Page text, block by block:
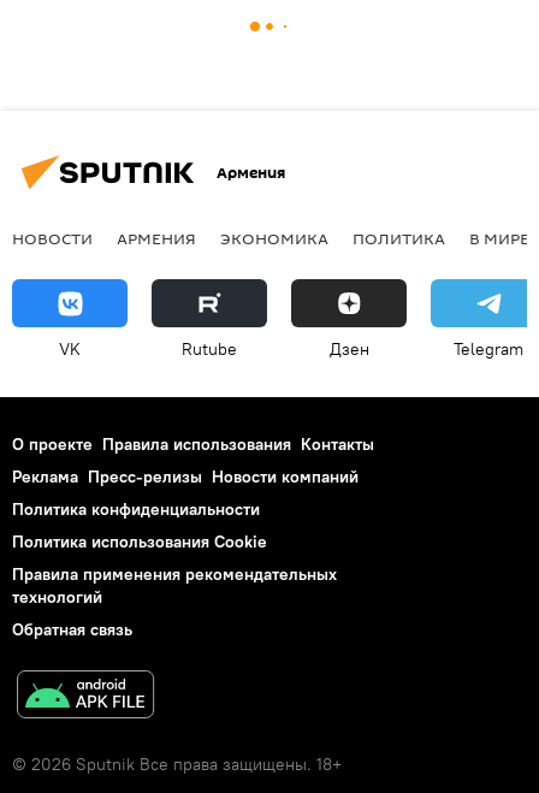
Армения
НОВОСТИ АРМЕНИЯ ЭКОНОМИКА ПОЛИТИКА В МИРЕ
VK Rutube Дзен Telegram
О проекте Правила использования Контакты
Реклама Пресс-релизы Новости компаний
Политика конфиденциальности
Политика использования Cookie
Правила применения рекомендательных
технологий
Обратная связь
© 2026 Sputnik Все права защищены. 18+